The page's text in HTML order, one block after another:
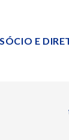
SÓCIO E